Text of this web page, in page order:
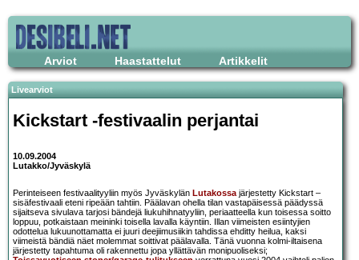
Arviot Haastattelut Artikkelit
Livearviot
Kickstart -festivaalin perjantai
10.09.2004
Lutakko/Jyväskylä
Perinteiseen festivaalityyliin myös Jyväskylän Lutakossajärjestetty Kickstart –
sisäfestivaali eteni ripeään tahtiin. Päälavan ohella tilan vastapäisessä päädyssä
sijaitseva sivulava tarjosi bändejä liukuhihnatyyliin, periaatteella kun toisessa soitto
loppuu, potkaistaan meininki toisella lavalla käyntiin. Illan viimeisten esiintyjien
odottelua lukuunottamatta ei juuri deejiimusiikin tahdissa ehditty heilua, kaksi
viimeistä bändiä näet molemmat soittivat päälavalla. Tänä vuonna kolmi-iltaisena
järjestetty tapahtuma oli rakennettu jopa yllättävän monipuoliseksi;